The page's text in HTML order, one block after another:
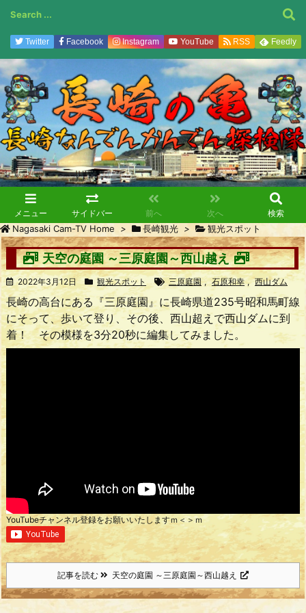
メニュー サイドバー 前へ 次へ 検索
Twitter Facebook Instagram YouTube RSS Feedly
Nagasaki Cam-TV Home > 長崎観光 > 観光スポット
天空の庭園 ～三原庭園～西山越え
2022年3月12日 観光スポット 三原庭園 , 石原和幸 , 西山ダム
長崎の高台にある『三原庭園』に長崎県道235号昭和馬町線
にそって、歩いて登り、その後、西山超えで西山ダムに到
着！ その模様を3分20秒に編集してみました。
YouTubeチャンネル登録をお願いいたしますｍ＜＞ｍ
記事を読む 天空の庭園 ～三原庭園～西山越え